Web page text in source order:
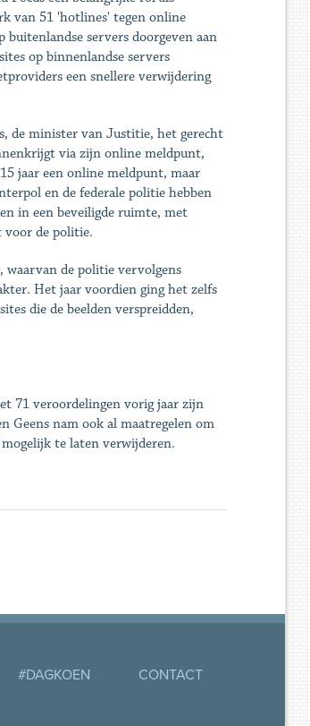
van 51 'hotlines' tegen online
servers doorgeven aan
op binnenlandse servers
een snellere verwijdering
de minister van Justitie, het gerecht
via zijn online meldpunt,
jaar een online meldpunt, maar
en de federale politie hebben
in een beveiligde ruimte, met
voor de politie.
waarvan de politie vervolgens
Het jaar voordien ging het zelfs
die de beelden verspreidden,
71 veroordelingen vorig jaar zijn
Geens nam ook al maatregelen om
te laten verwijderen.
#DAGKOEN CONTACT